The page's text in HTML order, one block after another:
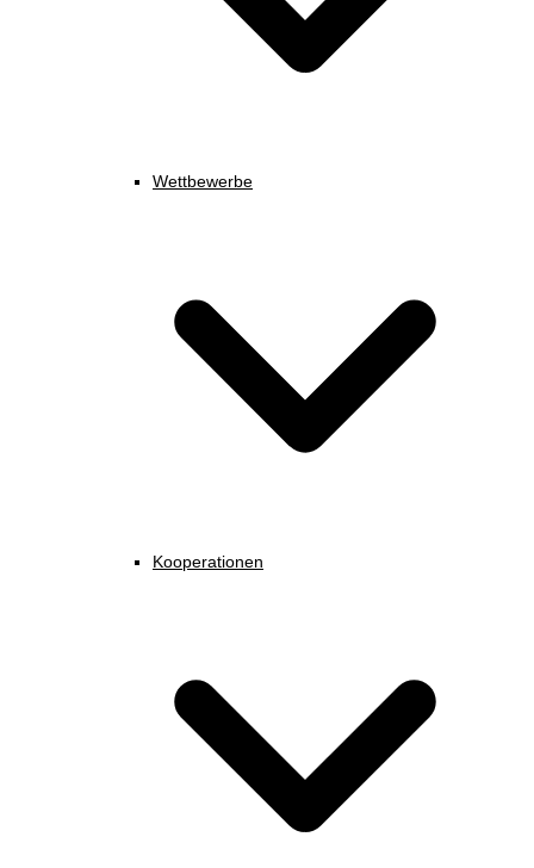
Wettbewerbe
Kooperationen